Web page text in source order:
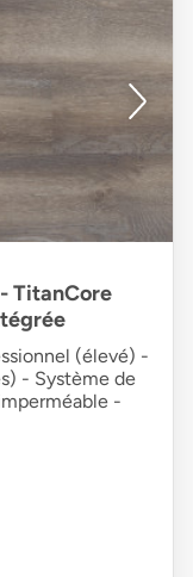
TitanCore
(élevé) -
- Système de
-